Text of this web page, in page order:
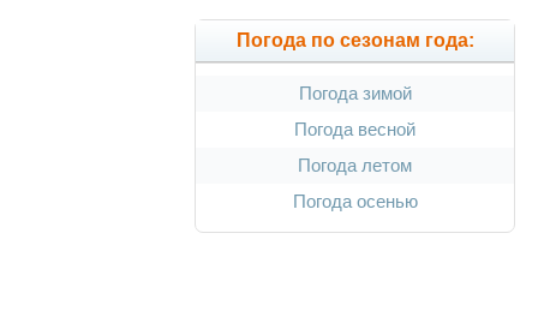
Погода по сезонам года:
Погода зимой
Погода весной
Погода летом
Погода осенью